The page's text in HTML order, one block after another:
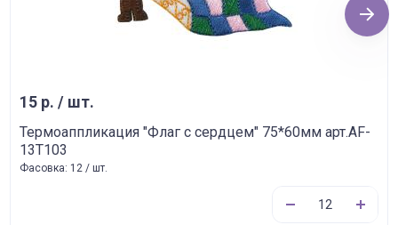
15 р. / шт.
Термоаппликация "Флаг с сердцем" 75*60мм арт.AF-
13T103
Фасовка: 12 / шт.
Next